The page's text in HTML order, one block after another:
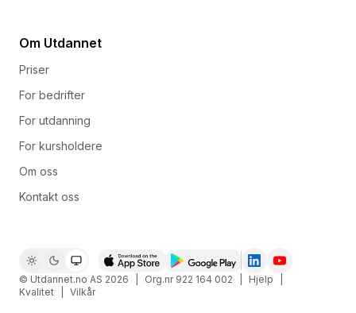
Om Utdannet
Priser
For bedrifter
For utdanning
For kursholdere
Om oss
Kontakt oss
© Utdannet.no AS 2026 Org.nr 922 164 002 Hjelp
Kvalitet
Vilkår